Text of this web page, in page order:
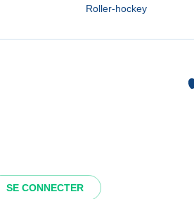
SE CONNECTER
Roller-hockey